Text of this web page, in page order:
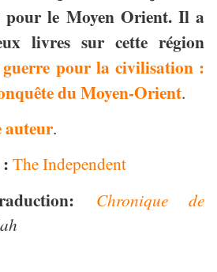
pour le Moyen Orient. Il a
livres sur cette région
pour la civilisation :
du Moyen-Orient.
auteur.
The Independent
Chronique de